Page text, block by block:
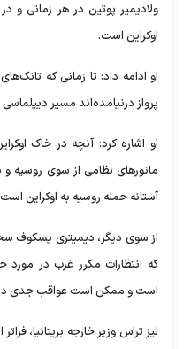
ولادیمیر پوتین در هر زمانی و
اوکراین است.
او ادامه داد: تا زمانی که
پرواز درنیامده‌اند مسیر
او اشاره کرد: آنچه در خاک
مانورهای نظامی از سوی روسیه و
آستانه حمله روسیه به اوکراین
از سوی دیگر، دیمیتری پسکوف
که انتظارات مکرر غرب در مورد
است و ممکن است عواقب جدی
لیز تراس وزیر خارجه بریتانیا،